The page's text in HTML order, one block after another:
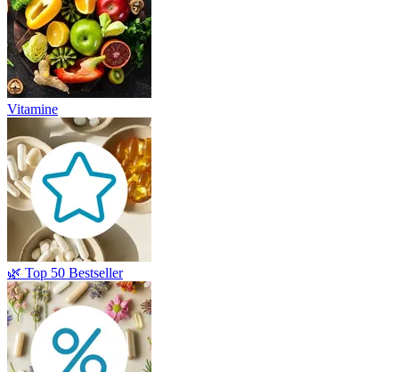
Vitamine
🌿 Top 50 Bestseller